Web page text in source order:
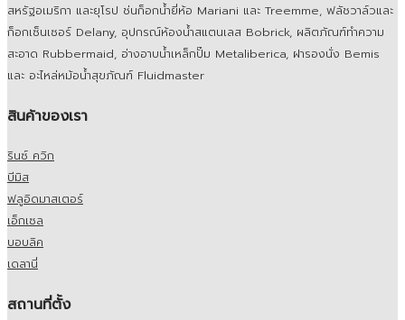
สหรัฐอเมริกา และยุโรป ช่นก็อกน้ำยี่ห้อ Mariani และ Treemme, ฟลัชวาล์วและ
ก็อกเซ็นเซอร์ Delany, อุปกรณ์ห้องน้ำสแตนเลส Bobrick, ผลิตภัณฑ์ทำความ
สะอาด Rubbermaid, อ่างอาบน้ำเหล็กปั๊ม Metaliberica, ฝารองนั่ง Bemis
และ อะไหล่หม้อน้ำสุขภัณฑ์ Fluidmaster
สินค้าของเรา
รินซ์ ควิก
บีมิส
ฟลูอิดมาสเตอร์
เอ็กเซล
บอบลิค
เดลานี่
สถานที่ตั้ง